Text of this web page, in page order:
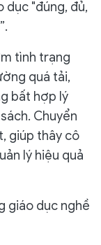
dục "đúng, đủ,
tình trạng
quá tải,
bất hợp lý
Chuyển
giúp thây cô
lý hiệu quả
giáo dục nghề